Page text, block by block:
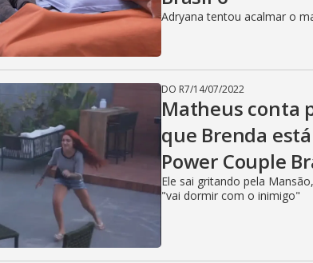
Adryana tentou acalmar o
DO R7/14/07/2022
Matheus conta
que Brenda
Power Couple
Ele sai gritando pela
"vai dormir com o inimigo"